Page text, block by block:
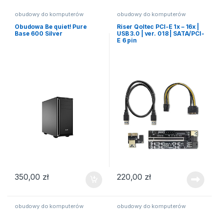
obudowy do komputerów
Obudowa Be quiet! Pure
Base 600 Silver
350,00 zł
obudowy do komputerów
Riser Qoltec PCI-E 1x – 16x |
USB 3.0 | ver. 018 | SATA/PCI-
E 6 pin
220,00 zł
obudowy do komputerów obudowy do komputerów